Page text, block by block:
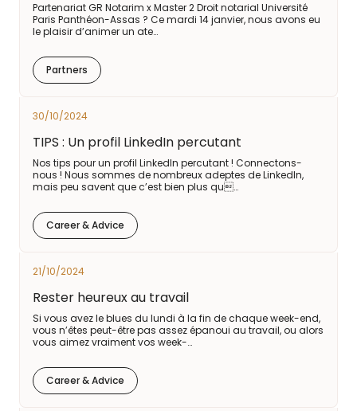
Partenariat GR Notarim x Master 2 Droit notarial Université
Paris Panthéon-Assas ? Ce mardi 14 janvier, nous avons eu
le plaisir d’animer un ate…
Partners
30/10/2024
TIPS : Un profil LinkedIn percutant
Nos tips pour un profil LinkedIn percutant ! Connectons-
nous ! Nous sommes de nombreux adeptes de LinkedIn,
mais peu savent que c’est bien plus qu…
Career & Advice
21/10/2024
Rester heureux au travail
Si vous avez le blues du lundi à la fin de chaque week-end,
vous n’êtes peut-être pas assez épanoui au travail, ou alors
vous aimez vraiment vos week-…
Career & Advice